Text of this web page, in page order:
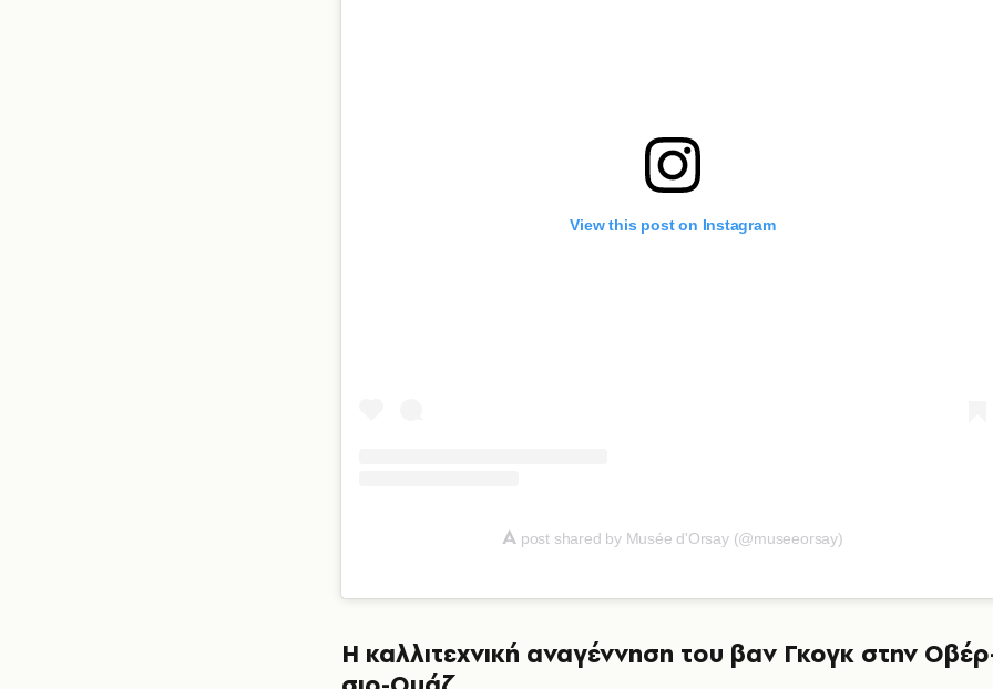
View this post on Instagram
A post shared by Musée d'Orsay (@museeorsay)
Η καλλιτεχνική αναγέννηση του βαν Γκογκ στην